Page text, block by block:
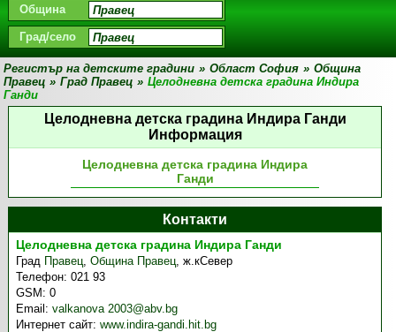
Община
Град/село
Регистър на детските градини » Област София » Община
Правец » Град Правец » Целодневна детска градина Индира
Ганди
Целодневна детска градина Индира Ганди
Информация
Целодневна детска градина Индира
Ганди
Контакти
Целодневна детска градина Индира Ганди
Град Правец,Община Правец,ж.кСевер
Телефон:021 93
GSM:0
Email:valkanova 2003@abv.bg
Интернет сайт:www.indira-gandi.hit.bg